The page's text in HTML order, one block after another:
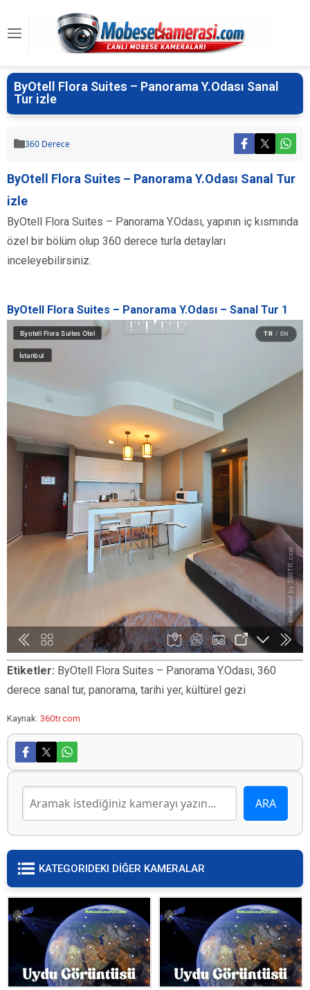
ByOtell Flora Suites – Panorama Y.Odası Sanal
Tur izle
360 Derece
ByOtell Flora Suites – Panorama Y.Odası Sanal Tur
izle
ByOtell Flora Suites – Panorama Y.Odası, yapının iç kısmında
özel bir bölüm olup 360 derece turla detayları
inceleyebilirsiniz.
ByOtell Flora Suites – Panorama Y.Odası – Sanal Tur 1
Etiketler: ByOtell Flora Suites – Panorama Y.Odası, 360
derece sanal tur, panorama, tarihi yer, kültürel gezi
Kaynak: 360tr.com
KATEGORIDEKI DİĞER KAMERALAR